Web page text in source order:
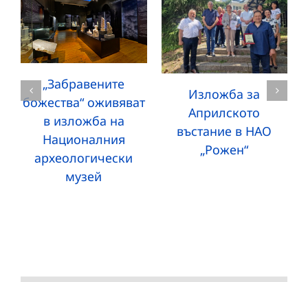
„Забравените
божества“ оживяват
в изложба на
Националния
археологически
музей
Изложба за
Априлското
въстание в НАО
„Рожен“